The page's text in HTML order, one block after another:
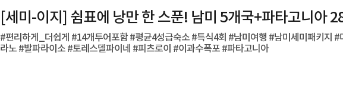
[세미-이지] 쉼표에 낭만 한 스푼! 남미 5개국+파타고니아
#편리하게_더쉽게 #14개투어포함 #평균4성급숙소 #특식4회 #남미여행 #남미세미패키지
라노 #발파라이소 #토레스델파이네 #피츠로이 #이과수폭포 #파타고니아